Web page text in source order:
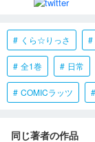
くら☆りっさ
全1巻 日常
COMICラッツ
同じ著者の作品